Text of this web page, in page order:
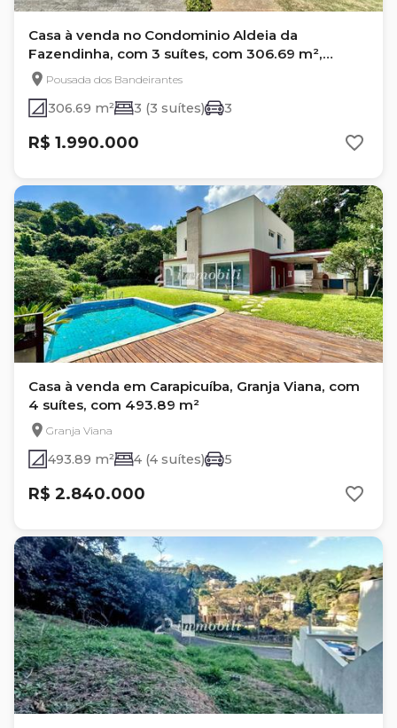
Casa à venda no Condominio Aldeia da
Fazendinha, com 3 suítes, com 306.69 m²,
Granja Viana
Pousada dos Bandeirantes
306.69 m² 3 (3 suítes) 3
R$ 1.990.000
Casa à venda em Carapicuíba, Granja Viana, com
4 suítes, com 493.89 m²
Granja Viana
493.89 m² 4 (4 suítes) 5
R$ 2.840.000